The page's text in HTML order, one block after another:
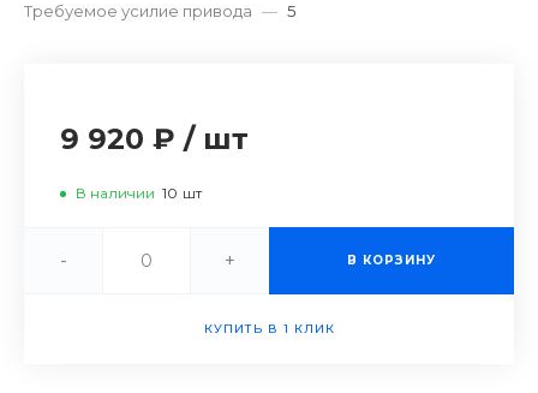
Требуемое усилие привода — 5
9 920 ₽ /шт
В наличии 10 шт
- + В КОРЗИНУ
КУПИТЬ В 1 КЛИК